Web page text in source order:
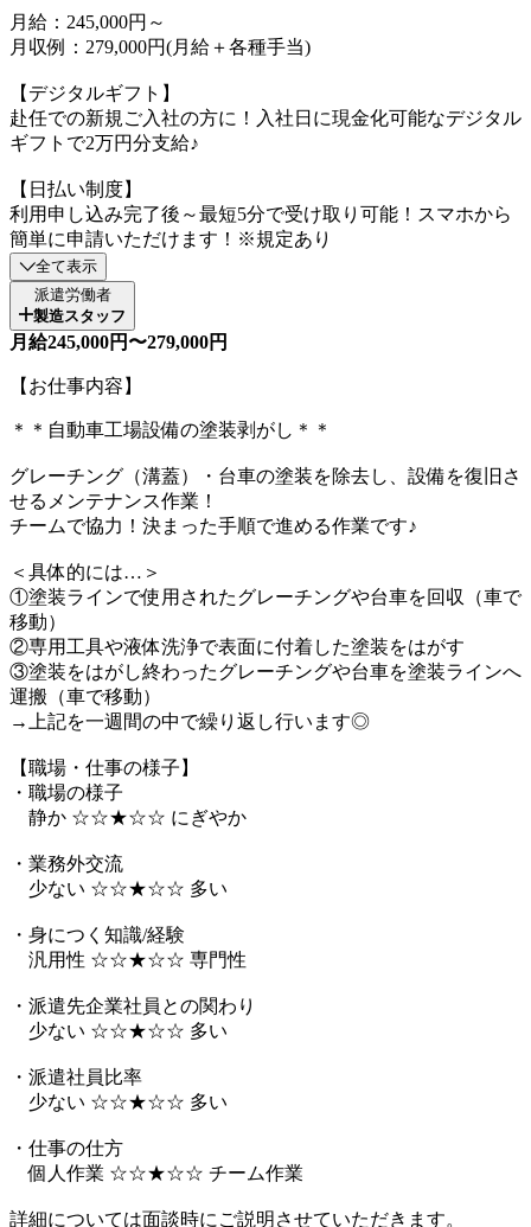
月給：245,000円～
月収例：279,000円(月給＋各種手当)
【デジタルギフト】
赴任での新規ご入社の方に！入社日に現金化可能なデジタル
ギフトで2万円分支給♪
【日払い制度】
利用申し込み完了後～最短5分で受け取り可能！スマホから
簡単に申請いただけます！※規定あり
全て表示
派遣労働者
製造スタッフ
月給245,000円〜279,000円
【お仕事内容】
＊＊自動車工場設備の塗装剥がし＊＊
グレーチング（溝蓋）・台車の塗装を除去し、設備を復旧さ
せるメンテナンス作業！
チームで協力！決まった手順で進める作業です♪
＜具体的には…＞
①塗装ラインで使用されたグレーチングや台車を回収（車で
移動）
②専用工具や液体洗浄で表面に付着した塗装をはがす
③塗装をはがし終わったグレーチングや台車を塗装ラインへ
運搬（車で移動）
→上記を一週間の中で繰り返し行います◎
【職場・仕事の様子】
・職場の様子
静か ☆☆★☆☆ にぎやか
・業務外交流
少ない ☆☆★☆☆ 多い
・身につく知識/経験
汎用性 ☆☆★☆☆ 専門性
・派遣先企業社員との関わり
少ない ☆☆★☆☆ 多い
・派遣社員比率
少ない ☆☆★☆☆ 多い
・仕事の仕方
個人作業 ☆☆★☆☆ チーム作業
詳細については面談時にご説明させていただきます。